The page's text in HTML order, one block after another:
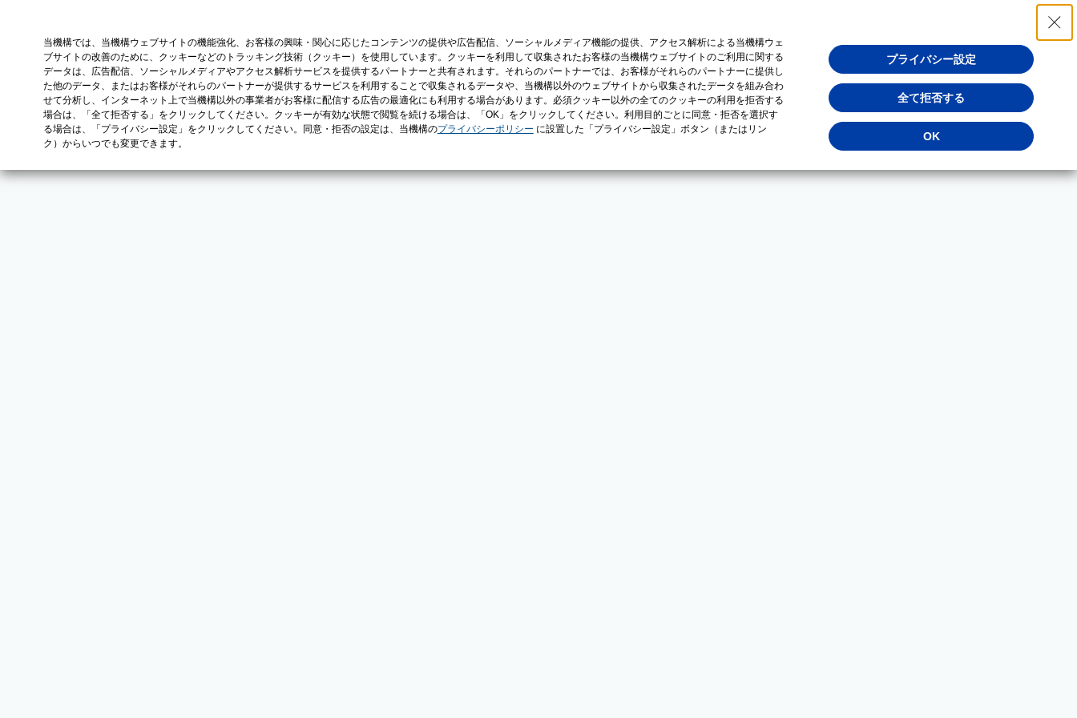
当機構では、当機構ウェブサイトの機能強化、お客様の興味・関心に応じたコンテンツの提供や広告配信、ソーシャルメディア機能の提供、アクセス解析による当機構ウェ
ブサイトの改善のために、クッキーなどのトラッキング技術（クッキー）を使用しています。クッキーを利用して収集されたお客様の当機構ウェブサイトのご利用に関する
データは、広告配信、ソーシャルメディアやアクセス解析サービスを提供するパートナーと共有されます。それらのパートナーでは、お客様がそれらのパートナーに提供し
た他のデータ、またはお客様がそれらのパートナーが提供するサービスを利用することで収集されるデータや、当機構以外のウェブサイトから収集されたデータを組み合わ
せて分析し、インターネット上で当機構以外の事業者がお客様に配信する広告の最適化にも利用する場合があります。必須クッキー以外の全てのクッキーの利用を拒否する
場合は、「全て拒否する」をクリックしてください。クッキーが有効な状態で閲覧を続ける場合は、「OK」をクリックしてください。利用目的ごとに同意・拒否を選択す
る場合は、「プライバシー設定」をクリックしてください。同意・拒否の設定は、当機構のプライバシーポリシー に設置した「プライバシー設定」ボタン（またはリン
ク）からいつでも変更できます。
プライバシー設定
全て拒否する
OK